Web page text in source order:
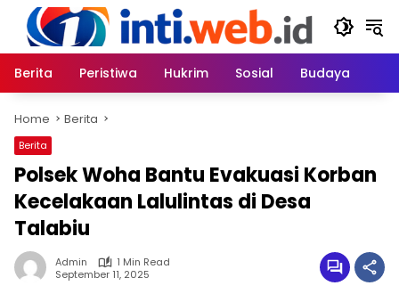
content
Berita
Peristiwa Hukrim Sosial Budaya
Home Berita
Berita
Polsek Woha Bantu Evakuasi Korban
Kecelakaan Lalulintas di Desa
Talabiu
Admin
1 Min Read
September 11, 2025